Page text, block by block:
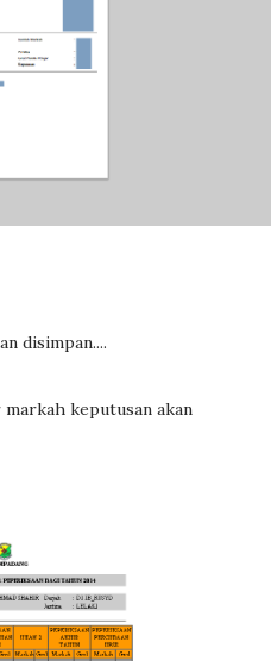
disimpan....
keputusan akan